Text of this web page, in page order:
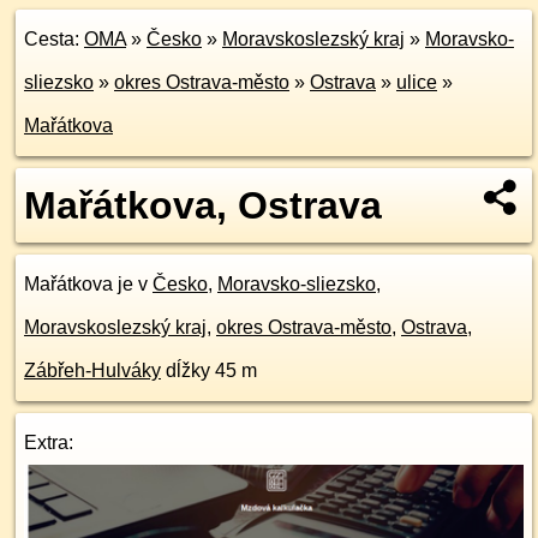
Cesta: OMA» Česko » Moravskoslezský kraj » Moravsko-
sliezsko » okres Ostrava-město » Ostrava » ulice »
Mařátkova
Mařátkova, Ostrava
Mařátkova je v Česko, Moravsko-sliezsko,
Moravskoslezský kraj, okres Ostrava-město, Ostrava,
Zábřeh-Hulváky dĺžky 45 m
Extra: